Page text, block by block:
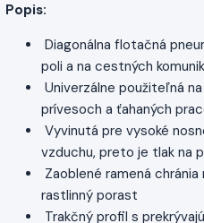
Popis:
Diagonálna flotačná
poli a na cestných
Univerzálne použiteľná
prívesoch a ťahaných
Vyvinutá pre vysoké
vzduchu, preto je tlak na
Zaoblené ramená
rastlinný porast
Trakčný profil s